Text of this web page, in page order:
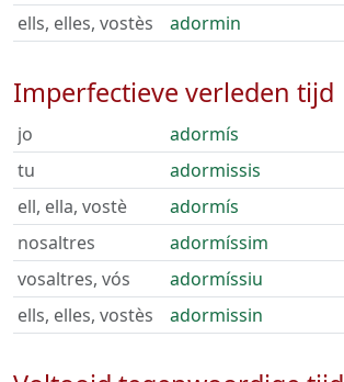
ells, elles, vostès
adormin
Imperfectieve verleden tijd
jo
adormís
tu
adormissis
ell, ella, vostè
adormís
nosaltres
adormíssim
vosaltres, vós
adormíssiu
ells, elles, vostès
adormissin